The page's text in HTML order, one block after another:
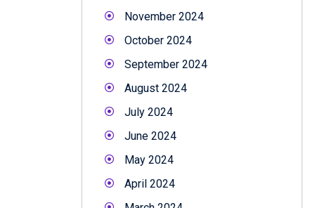
November 2024
October 2024
September 2024
August 2024
July 2024
June 2024
May 2024
April 2024